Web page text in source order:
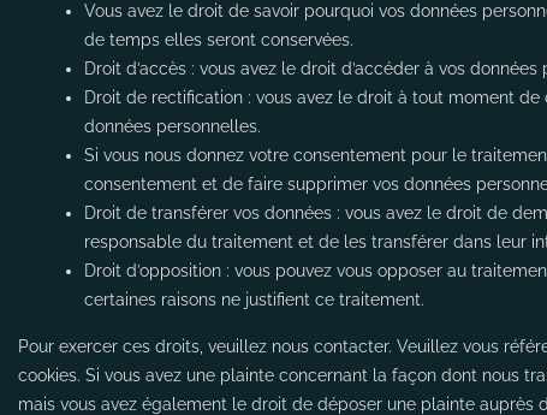
Vous avez le droit de savoir pourquoi vos données
de temps elles seront conservées.
Droit d’accès : vous avez le droit d’accéder à vos
Droit de rectification : vous avez le droit à tout moment
données personnelles.
Si vous nous donnez votre consentement pour le
consentement et de faire supprimer vos données
Droit de transférer vos données : vous avez le droit de
responsable du traitement et de les transférer dans leur
Droit d’opposition : vous pouvez vous opposer au
certaines raisons ne justifient ce traitement.
Pour exercer ces droits, veuillez nous contacter. Veuillez vous
cookies. Si vous avez une plainte concernant la façon dont nous
mais vous avez également le droit de déposer une plainte auprès